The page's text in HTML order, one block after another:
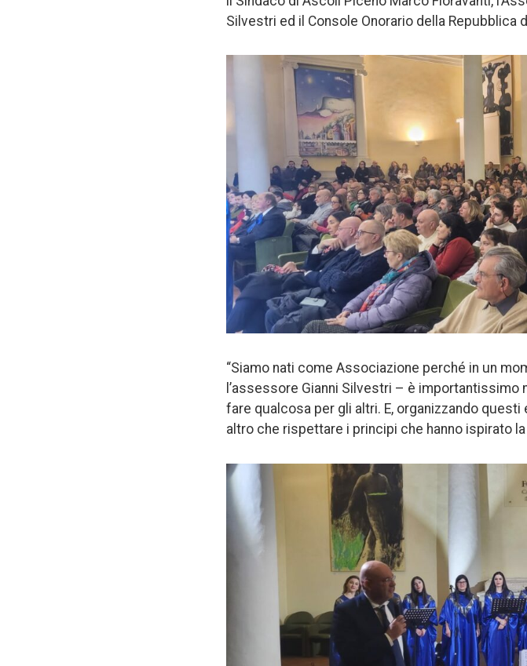
Silvestri ed il Console Onorario della Repubblica
“Siamo nati come Associazione perché in un
l’assessore Gianni Silvestri – è
fare qualcosa per gli altri. E, organizzando
altro che rispettare i principi che hanno ispirato